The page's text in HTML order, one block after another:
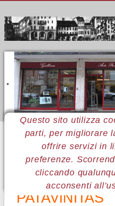
Questo sito utilizza
parti, per migliorare
offrire servizi in
preferenze.
cliccando
acconsenti
Sei qui: Home Le mostre
08 Alexandr Daniloff
PATAVINITAS